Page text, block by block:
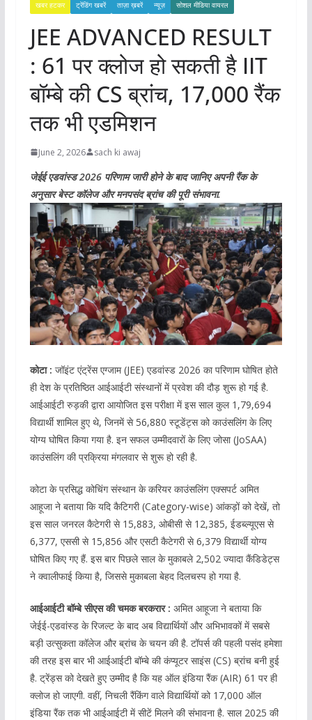
खबर हटकर ट्रेंडिंग खबरें ताज़ा ख़बरें न्यूज़ सोशल मीडिया वायरल
JEE ADVANCED RESULT
: 61 पर क्लोज हो सकती है IIT
बॉम्बे की CS ब्रांच, 17,000 रैंक
तक भी एडमिशन
June 2, 2026 sach ki awaj
जेईई एडवांस्ड 2026 परिणाम जारी होने के बाद जानिए अपनी रैंक के
अनुसार बेस्ट कॉलेज और मनपसंद ब्रांच की पूरी संभावना.
कोटा : जॉइंट एंट्रेंस एग्जाम (JEE) एडवांस्ड 2026 का परिणाम घोषित होते
ही देश के प्रतिष्ठित आईआईटी संस्थानों में प्रवेश की दौड़ शुरू हो गई है.
आईआईटी रुड़की द्वारा आयोजित इस परीक्षा में इस साल कुल 1,79,694
विद्यार्थी शामिल हुए थे, जिनमें से 56,880 स्टूडेंट्स को काउंसलिंग के लिए
योग्य घोषित किया गया है. इन सफल उम्मीदवारों के लिए जोसा (JoSAA)
काउंसलिंग की प्रक्रिया मंगलवार से शुरू हो रही है.
​कोटा के प्रसिद्ध कोचिंग संस्थान के करियर काउंसलिंग एक्सपर्ट अमित
आहूजा ने बताया कि यदि कैटिगरी (Category-wise) आंकड़ों को देखें, तो
इस साल जनरल कैटेगरी से 15,883, ओबीसी से 12,385, ईडब्ल्यूएस से
6,377, एससी से 15,856 और एसटी कैटेगरी से 6,379 विद्यार्थी योग्य
घोषित किए गए हैं. इस बार पिछले साल के मुकाबले 2,502 ज्यादा कैंडिडेट्स
ने क्वालीफाई किया है, जिससे मुकाबला बेहद दिलचस्प हो गया है.
​आईआईटी बॉम्बे सीएस की चमक बरकरार : अमित आहूजा ने बताया कि
जेईई-एडवांस्ड के रिजल्ट के बाद अब विद्यार्थियों और अभिभावकों में सबसे
बड़ी उत्सुकता कॉलेज और ब्रांच के चयन की है. टॉपर्स की पहली पसंद हमेशा
की तरह इस बार भी आईआईटी बॉम्बे की कंप्यूटर साइंस (CS) ब्रांच बनी हुई
है. ट्रेंड्स को देखते हुए उम्मीद है कि यह ऑल इंडिया रैंक (AIR) 61 पर ही
क्लोज हो जाएगी. वहीं, निचली रैंकिंग वाले विद्यार्थियों को 17,000 ऑल
इंडिया रैंक तक भी आईआईटी में सीटें मिलने की संभावना है. साल 2025 की